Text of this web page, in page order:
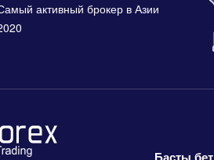
активный брокер в Азии